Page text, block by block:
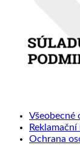
Všeobecné
Reklamační
Ochrana